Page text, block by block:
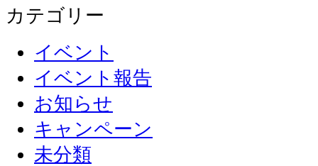
カテゴリー
イベント
イベント報告
お知らせ
キャンペーン
未分類